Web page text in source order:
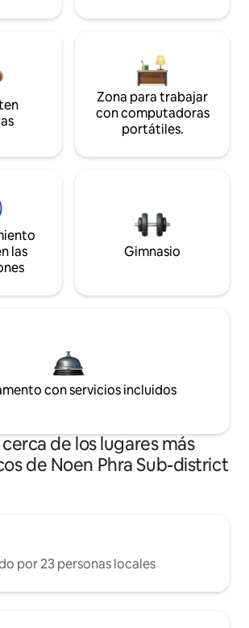
Zona para trabajar
con computadoras
portátiles.
las
Gimnasio
con servicios incluidos
de los lugares más
de Noen Phra Sub-district
por 23 personas locales